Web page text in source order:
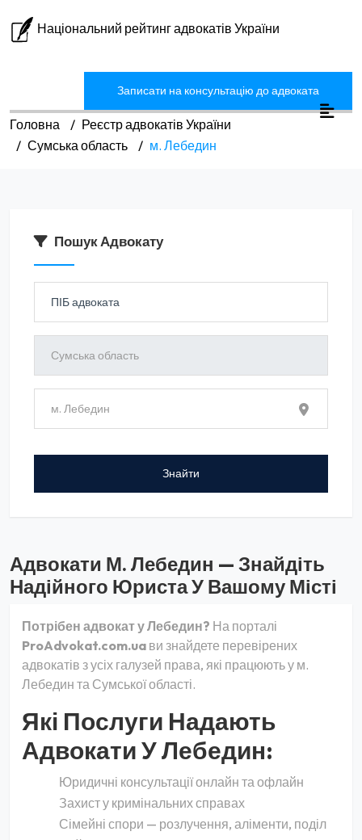
Національний рейтинг адвокатів України
Записати на консультацію до адвоката
Головна
Реєстр адвокатів України
Сумська область
м. Лебедин
Пошук Адвокату
Адвокати М. Лебедин — Знайдіть
Надійного Юриста У Вашому Місті
Потрібен адвокат у Лебедин? На порталі
ProAdvokat.com.ua ви знайдете перевірених
адвокатів з усіх галузей права, які працюють у м.
Лебедин та Сумської області.
Які Послуги Надають
Адвокати У Лебедин:
Юридичні консультації онлайн та офлайн
Захист у кримінальних справах
Сімейні спори — розлучення, аліменти, поділ